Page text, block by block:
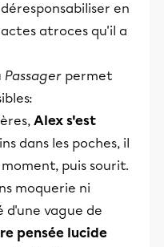
en
atroces qu'il a
Passager permet
Alex s'est
dans les poches, il
puis sourit.
moquerie ni
vague de
pensée lucide